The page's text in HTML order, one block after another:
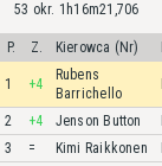
53 okr. 1h16m21,706
P. Z. Kierowca (Nr)
1 +4
Rubens
Barrichello
2 +4 Jenson Button
3
= Kimi Raikkonen